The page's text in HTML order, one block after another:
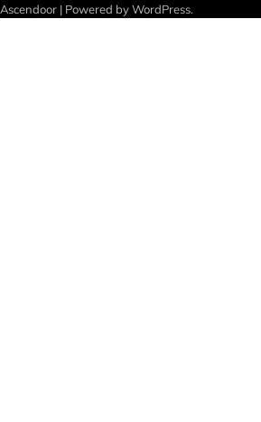
Ascendoor | Powered byWordPress.